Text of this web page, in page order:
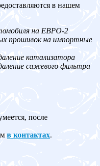
в нашем
на ЕВРО-2
прошивок на импортные
катализатора
сажевого фильтра
после
в контактах.